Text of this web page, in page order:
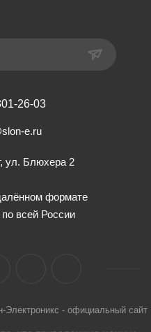
26-03
e.ru
ул. Блюхера 2
формате
всей России
Электроникс - официальный сайт